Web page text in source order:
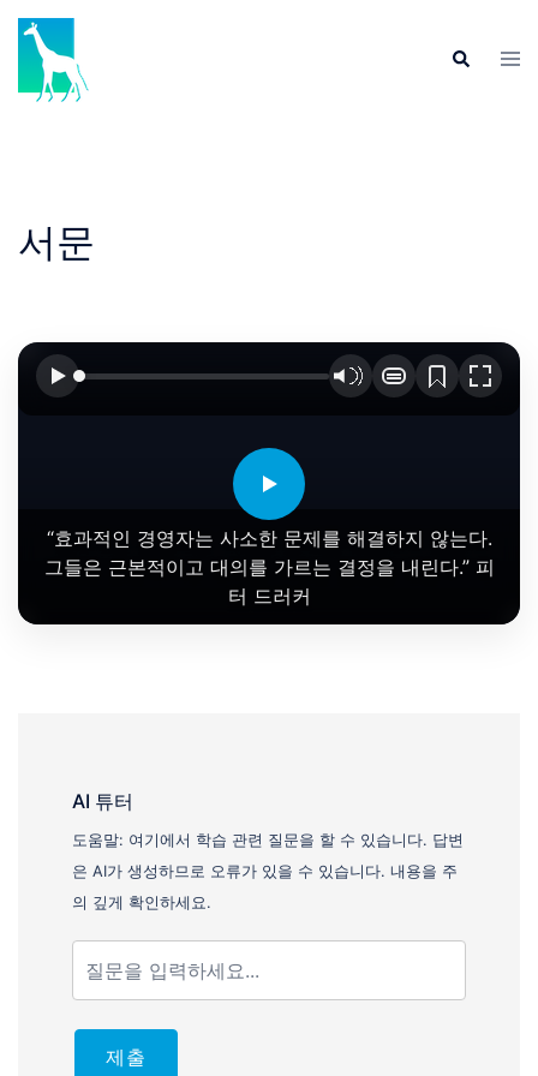
Skip
content
Search
서문
“효과적인 경영자는 사소한 문제를 해결하지 않는다.
그들은 근본적이고 대의를 가르는 결정을 내린다.” 피
터 드러커
AI 튜터
도움말: 여기에서 학습 관련 질문을 할 수 있습니다. 답변
은 AI가 생성하므로 오류가 있을 수 있습니다. 내용을 주
의 깊게 확인하세요.
제출